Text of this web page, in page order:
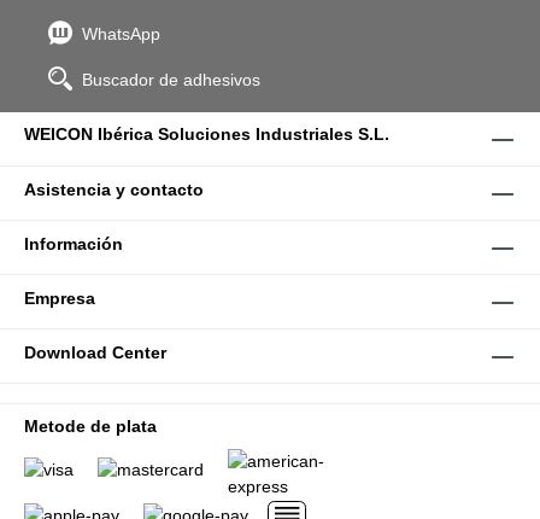
WhatsApp
Buscador de adhesivos
WEICON Ibérica Soluciones Industriales S.L.
Asistencia y contacto
Información
Empresa
Download Center
Metode de plata